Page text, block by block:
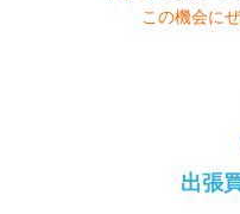
この機会に
出張